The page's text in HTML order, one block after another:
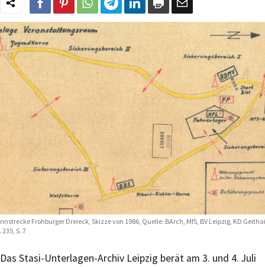
Frohburger Dreieck, Skizze von 1986, Quelle: BArch, MfS, BV Leipzig, KD
235, S. 7
Das Stasi-Unterlagen-Archiv Leipzig berät am 3. und 4. Juli